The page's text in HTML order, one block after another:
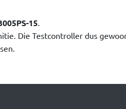
15.
Die Testcontroller dus